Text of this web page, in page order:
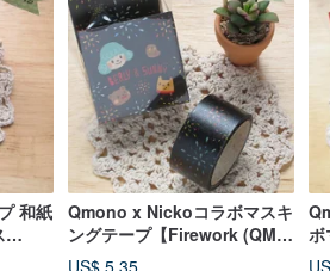
和紙
Qmono x Nickoコラボマスキ
ングテープ【Firework (QMT-
N03)】花火
US$ 5.35
ボ